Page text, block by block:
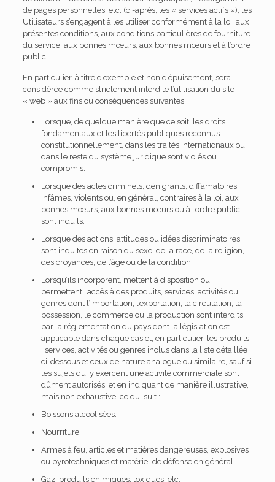
de pages personnelles, etc. (ci-après, les « services actifs »), les
Utilisateurs s’engagent à les utiliser conformément à la loi, aux
présentes conditions, aux conditions particulières de fourniture
du service, aux bonnes mœurs, aux bonnes mœurs et à l’ordre
public .
En particulier, à titre d’exemple et non d’épuisement, sera
considérée comme strictement interdite l’utilisation du site
« web » aux fins ou conséquences suivantes :
Lorsque, de quelque manière que ce soit, les droits
fondamentaux et les libertés publiques reconnus
constitutionnellement, dans les traités internationaux ou
dans le reste du système juridique sont violés ou
compromis.
Lorsque des actes criminels, dénigrants, diffamatoires,
infâmes, violents ou, en général, contraires à la loi, aux
bonnes mœurs, aux bonnes mœurs ou à l’ordre public
sont induits.
Lorsque des actions, attitudes ou idées discriminatoires
sont induites en raison du sexe, de la race, de la religion,
des croyances, de l’âge ou de la condition.
Lorsqu’ils incorporent, mettent à disposition ou
permettent l’accès à des produits, services, activités ou
genres dont l’importation, l’exportation, la circulation, la
possession, le commerce ou la production sont interdits
par la réglementation du pays dont la législation est
applicable dans chaque cas et, en particulier, les produits
, services, activités ou genres inclus dans la liste détaillée
ci-dessous et ceux de nature analogue ou similaire, sauf si
les sujets qui y exercent une activité commerciale sont
dûment autorisés, et en indiquant de manière illustrative,
mais non exhaustive, ce qui suit :
Boissons alcoolisées.
Nourriture.
Armes à feu, articles et matières dangereuses, explosives
ou pyrotechniques et matériel de défense en général.
Gaz, produits chimiques, toxiques, etc.